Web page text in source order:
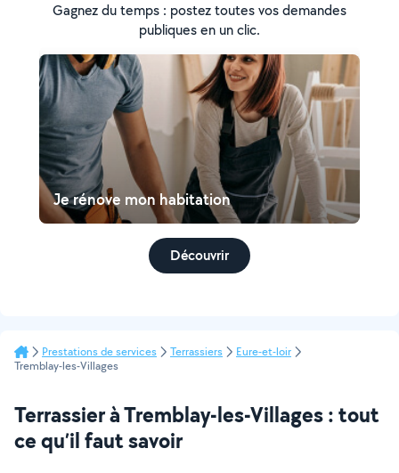
Gagnez du temps : postez toutes vos demandes
publiques en un clic.
Je rénove mon habitation
Découvrir
Prestations de services Terrassiers
Eure-et-loir
Tremblay-les-Villages
Terrassier à Tremblay-les-Villages : tout
ce qu’il faut savoir